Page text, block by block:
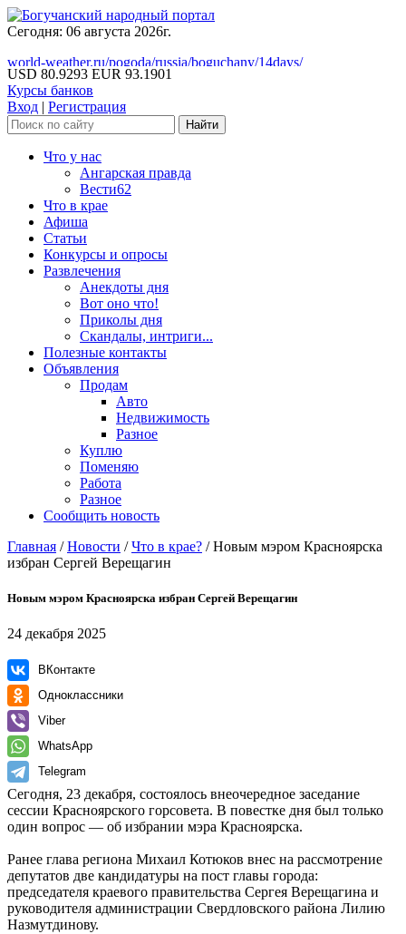
Сегодня: 06 августа 2026г.
world-weather.ru/pogoda/russia/boguchany/14days/
USD 80.9293 EUR 93.1901
Курсы банков
Вход | Регистрация
Что у нас
Ангарская правда
Вести62
Что в крае
Афиша
Статьи
Конкурсы и опросы
Развлечения
Анекдоты дня
Вот оно что!
Приколы дня
Скандалы, интриги...
Полезные контакты
Объявления
Продам
Авто
Недвижимость
Разное
Куплю
Поменяю
Работа
Разное
Сообщить новость
Главная /Новости /Что в крае? /Новым мэром Красноярска
избран Сергей Верещагин
Новым мэром Красноярска избран Сергей Верещагин
24 декабря 2025
ВКонтакте
Одноклассники
Viber
WhatsApp
Telegram
Сегодня, 23 декабря, состоялось внеочередное заседание
сессии Красноярского горсовета. В повестке дня был только
один вопрос — об избрании мэра Красноярска.
Ранее глава региона Михаил Котюков внес на рассмотрение
депутатов две кандидатуры на пост главы города:
председателя краевого правительства Сергея Верещагина и
руководителя администрации Свердловского района Лилию
Назмутдинову.